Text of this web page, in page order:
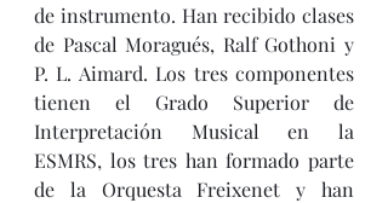
de instrumento. Han recibido clases
de Pascal Moragués, Ralf Gothoni y
P. L. Aimard. Los tres componentes
tienen el Grado Superior de
Interpretación Musical en la
ESMRS, los tres han formado parte
de la Orquesta Freixenet y han